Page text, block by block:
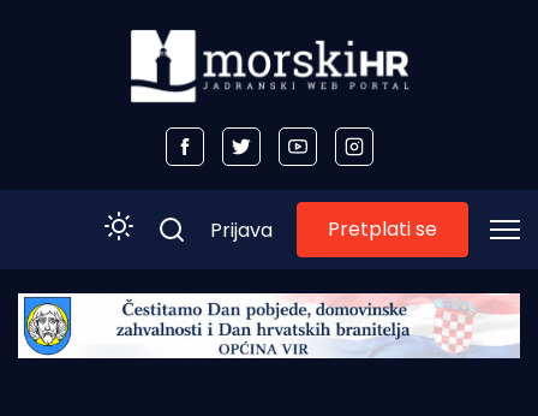
Početna
Prijava Pretplati se